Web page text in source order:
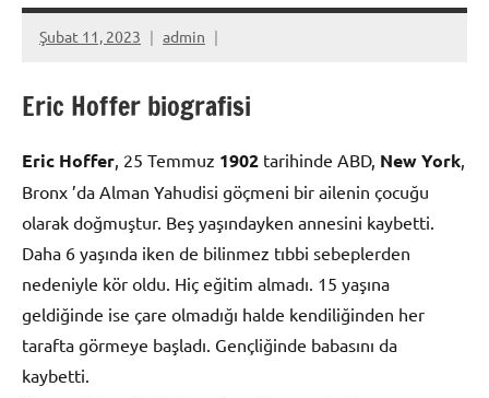
Şubat 11, 2023 admin
Eric Hoffer biografisi
Eric Hoffer , 25 Temmuz 1902 tarihinde ABD, New York
Bronx ’da Alman Yahudisi göçmeni bir ailenin çocuğu
olarak doğmuştur. Beş yaşındayken annesini kaybetti.
Daha 6 yaşında iken de bilinmez tıbbi sebeplerden
nedeniyle kör oldu. Hiç eğitim almadı. 15 yaşına
geldiğinde ise çare olmadığı halde kendiliğinden her
tarafta görmeye başladı. Gençliğinde babasını da
kaybetti.